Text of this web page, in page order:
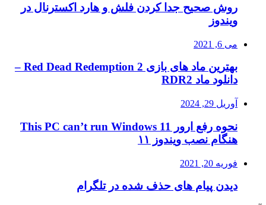
روش صحیح جدا کردن فلش و هارد اکسترنال در
ویندوز
می 6, 2021
بهترین ماد های بازی Red Dead Redemption 2 –
دانلود ماد RDR2
آوریل 29, 2024
نحوه رفع ارور This PC can’t run Windows 11
هنگام نصب ویندوز ۱۱
فوریه 20, 2021
دیدن پیام های حذف شده در تلگرام